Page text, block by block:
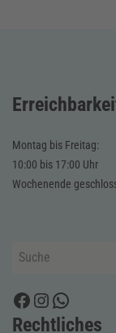
Montag bis Freitag:
10:00 bis 17:00 Uhr
Wochenende
Suchen
Facebook
Instagram
Rechtliches